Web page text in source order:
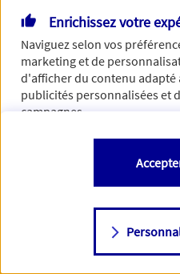
Enrichissez votre
Naviguez selon vos
marketing et de
d'afficher du contenu adapté
publicités personnalisées et
campagnes.
Vous êtes libre de les
changer d'avis à tout moment
Consulter notre politique de